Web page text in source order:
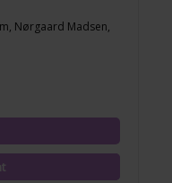
Nørgaard Madsen,